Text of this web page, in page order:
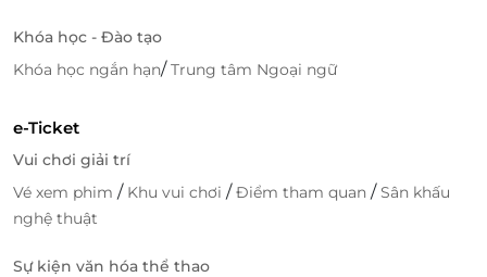
Khóa học - Đào tạo
Khóa học ngắn hạn/Trung tâm Ngoại ngữ
e-Ticket
Vui chơi giải trí
Vé xem phim / Khu vui chơi /Điểm tham quan /Sân khấu
nghệ thuật
Sự kiện văn hóa thể thao